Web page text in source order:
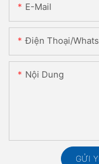
E-Mail
Điện Thoại/
Nội Dung
GỬI